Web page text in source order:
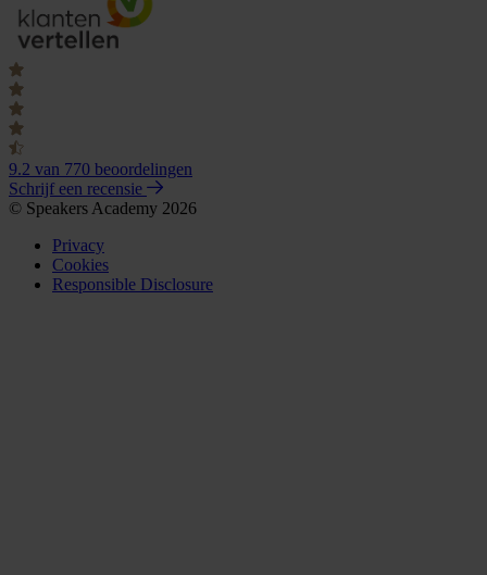
9.2 van 770 beoordelingen
Schrijf een recensie
© Speakers Academy 2026
Privacy
Cookies
Responsible Disclosure